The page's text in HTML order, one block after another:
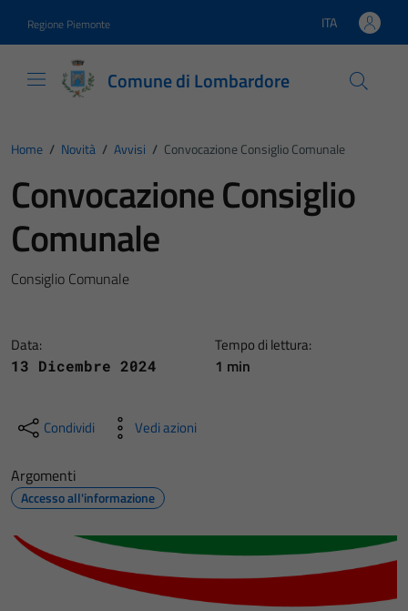
Regione Piemonte Lingua attiva:
ITA
Comune di Lombardore
Home / Novità / Avvisi / Convocazione Consiglio Comunale
Convocazione Consiglio
Comunale
Consiglio Comunale
Data:
13 Dicembre 2024
Tempo di lettura:
1 min
Condividi Vedi azioni
Argomenti
Accesso all'informazione